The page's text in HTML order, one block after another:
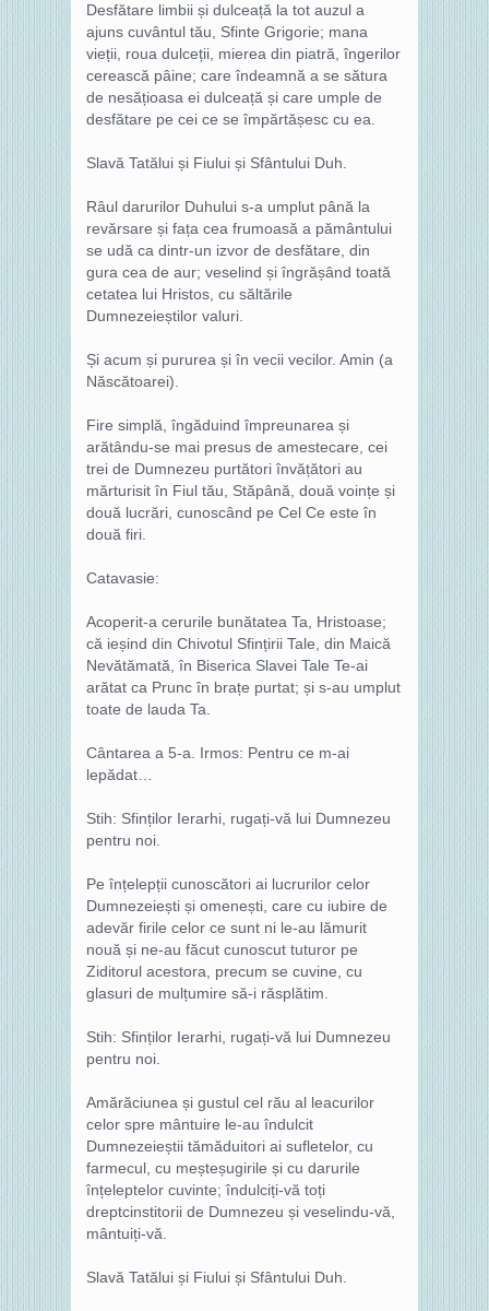
Desfătare limbii și dulceață la tot auzul a
ajuns cuvântul tău, Sfinte Grigorie; mana
vieții, roua dulceții, mierea din piatră, îngerilor
cerească pâine; care îndeamnă a se sătura
de nesățioasa ei dulceață și care umple de
desfătare pe cei ce se împărtășesc cu ea.
Slavă Tatălui și Fiului și Sfântului Duh.
Râul darurilor Duhului s-a umplut până la
revărsare și fața cea frumoasă a pământului
se udă ca dintr-un izvor de desfătare, din
gura cea de aur; veselind și îngrășând toată
cetatea lui Hristos, cu săltările
Dumnezeieștilor valuri.
Și acum și pururea și în vecii vecilor. Amin (a
Născătoarei).
Fire simplă, îngăduind împreunarea și
arătându-se mai presus de amestecare, cei
trei de Dumnezeu purtători învățători au
mărturisit în Fiul tău, Stăpână, două voințe și
două lucrări, cunoscând pe Cel Ce este în
două firi.
Catavasie:
Acoperit-a cerurile bunătatea Ta, Hristoase;
că ieșind din Chivotul Sfințirii Tale, din Maică
Nevătămată, în Biserica Slavei Tale Te-ai
arătat ca Prunc în brațe purtat; și s-au umplut
toate de lauda Ta.
Cântarea a 5-a. Irmos: Pentru ce m-ai
lepădat…
Stih: Sfinților Ierarhi, rugați-vă lui Dumnezeu
pentru noi.
Pe înțelepții cunoscători ai lucrurilor celor
Dumnezeiești și omenești, care cu iubire de
adevăr firile celor ce sunt ni le-au lămurit
nouă și ne-au făcut cunoscut tuturor pe
Ziditorul acestora, precum se cuvine, cu
glasuri de mulțumire să-i răsplătim.
Stih: Sfinților Ierarhi, rugați-vă lui Dumnezeu
pentru noi.
Amărăciunea și gustul cel rău al leacurilor
celor spre mântuire le-au îndulcit
Dumnezeieștii tămăduitori ai sufletelor, cu
farmecul, cu meșteșugirile și cu darurile
înțeleptelor cuvinte; îndulciți-vă toți
dreptcinstitorii de Dumnezeu și veselindu-vă,
mântuiți-vă.
Slavă Tatălui și Fiului și Sfântului Duh.